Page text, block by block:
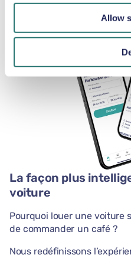
Allow
notre
La façon plus
voiture
Pourquoi louer une voiture
de commander un café ?
Nous redéfinissons